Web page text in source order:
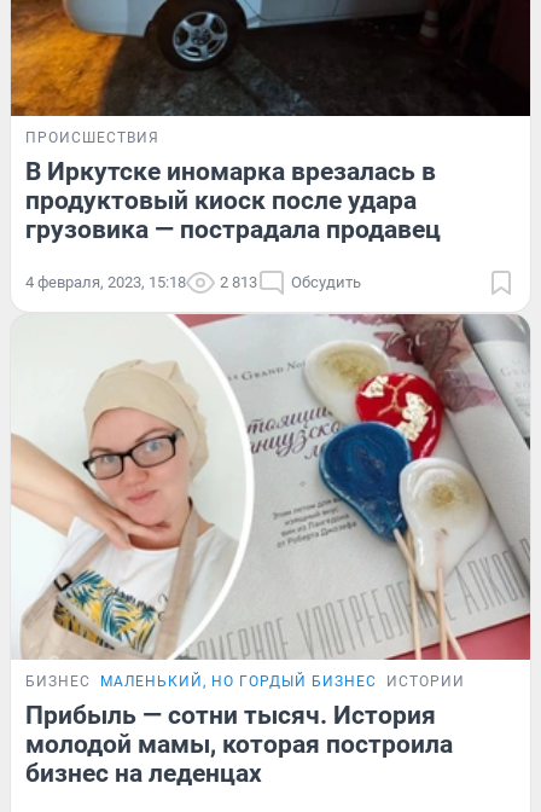
ПРОИСШЕСТВИЯ
В Иркутске иномарка врезалась в
продуктовый киоск после удара
грузовика — пострадала продавец
4 февраля, 2023, 15:18 2 813 Обсудить
БИЗНЕС МАЛЕНЬКИЙ, НО ГОРДЫЙ БИЗНЕС ИСТОРИИ
Прибыль — сотни тысяч. История
молодой мамы, которая построила
бизнес на леденцах